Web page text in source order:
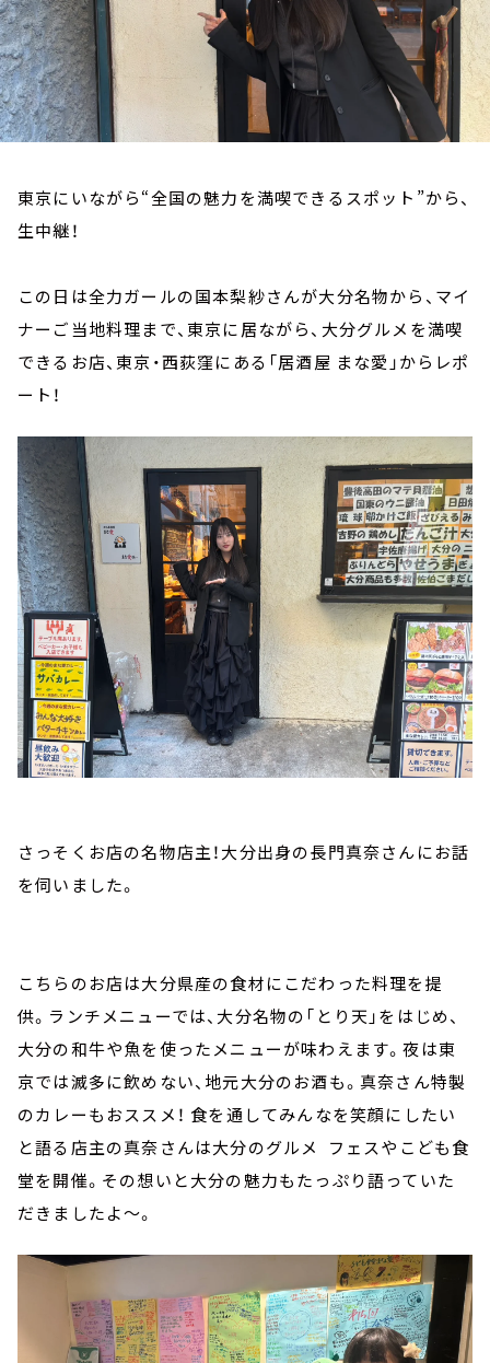
東京にいながら“全国の魅力を満喫できるスポット”から、
生中継！
この日は全力ガールの国本梨紗さんが大分名物から、マイ
ナーご当地料理まで、東京に居ながら、大分グルメを満喫
できるお店、東京・西荻窪にある「居酒屋 まな愛」からレポ
ート！
さっそくお店の名物店主！大分出身の長門真奈さんにお話
を伺いました。
こちらのお店は大分県産の食材にこだわった料理を提
供。ランチメニューでは、大分名物の「とり天」をはじめ、
大分の和牛や魚を使ったメニューが味わえます。夜は東
京では滅多に飲めない、地元大分のお酒も。真奈さん特製
のカレーもおススメ！ 食を通してみんなを笑顔にしたい
と語る店主の真奈さんは大分のグルメ フェスやこども食
堂を開催。その想いと大分の魅力もたっぷり語っていた
だきましたよ～。